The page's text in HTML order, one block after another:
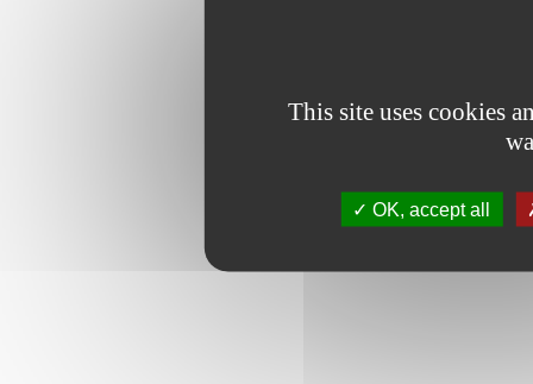
This site uses cookies
OK, accept all